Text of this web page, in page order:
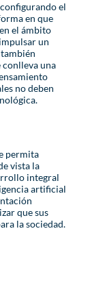
el
en que
el ámbito
un
conlleva una
no deben
permita
vista la
integral
artificial
que sus
la sociedad.